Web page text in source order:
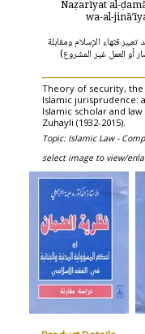
Naẓarīyat al-
wa-al-
قثهاء الإسلام ومقابلة
أو العمل غير المشروع)
Theory of security,
Islamic jurisprudence:
Islamic scholar and
Zuhayli (1932-2015).
Topic: Islamic Law -
select image to view/